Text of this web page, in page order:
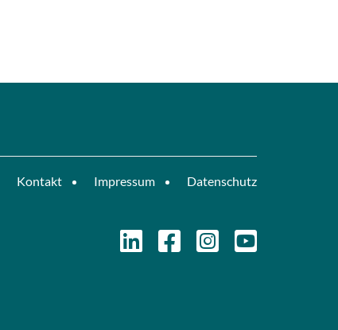
Kontakt Impressum Datenschutz